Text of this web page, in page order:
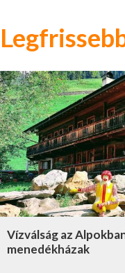
Vízválság az
menedékházak